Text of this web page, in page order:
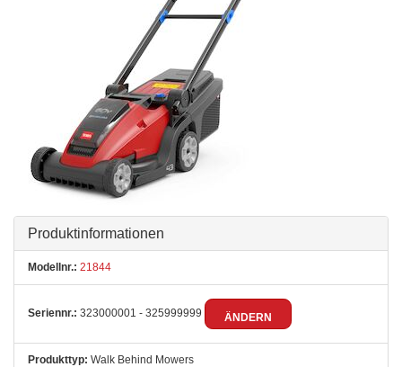
Produktinformationen
Modellnr.: 21844
Seriennr.: 323000001 - 325999999 ÄNDERN
Produkttyp: Walk Behind Mowers